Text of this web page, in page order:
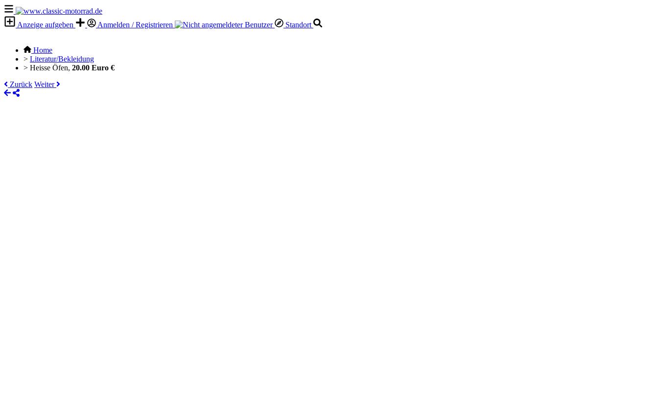
Anzeige aufgeben Anmelden / Registrieren Standort
Home
> Literatur/Bekleidung
> Heisse Öfen, 20.00 Euro €
Zurück Weiter